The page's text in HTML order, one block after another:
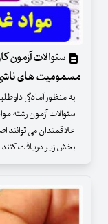
سئوالات آزمون
مسمومیت های ناشی
به منظور آمادگی
سئوالات آزمون رشته
بخش زیر دریافت کنند